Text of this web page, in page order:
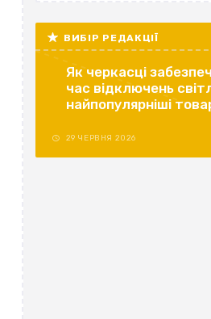
ВИБІР РЕДАКЦІЇ
Як черкасці
час відключень
найпопулярніші
29 ЧЕРВНЯ 2026